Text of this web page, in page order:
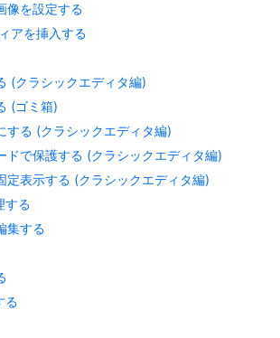
像を設定する
アを挿入する
(クラシックエディタ編)
(ゴミ箱)
する (クラシックエディタ編)
ドで保護する (クラシックエディタ編)
定表示する (クラシックエディタ編)
する
集する
る